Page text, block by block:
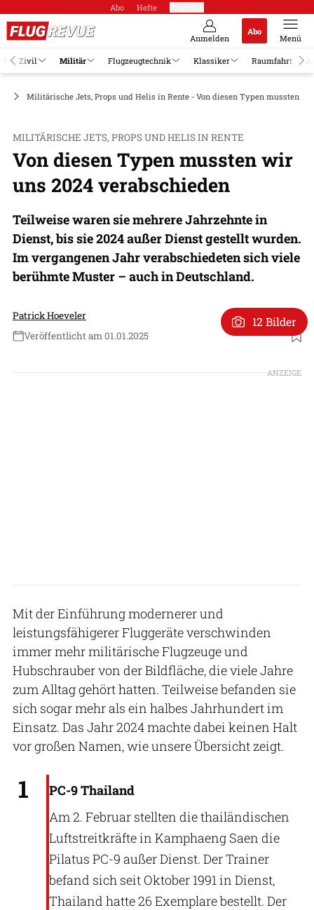
Abo Hefte
Anmelden
Abo
Menü
Zivil Militär Flugzeugtechnik Klassiker Raumfahrt
Militärische Jets, Props und Helis in Rente - Von diesen Typen mussten
MILITÄRISCHE JETS, PROPS UND HELIS IN RENTE
Von diesen Typen mussten wir
uns 2024 verabschieden
Teilweise waren sie mehrere Jahrzehnte in
Dienst, bis sie 2024 außer Dienst gestellt wurden.
Im vergangenen Jahr verabschiedeten sich viele
berühmte Muster – auch in Deutschland.
Patrick Hoeveler
Veröffentlicht am 01.01.2025
Foto: Koninklije Luchtmacht
12 Bilder
ANZEIGE
Mit der Einführung modernerer und
leistungsfähigerer Fluggeräte verschwinden
immer mehr militärische Flugzeuge und
Hubschrauber von der Bildfläche, die viele Jahre
zum Alltag gehört hatten. Teilweise befanden sie
sich sogar mehr als ein halbes Jahrhundert im
Einsatz. Das Jahr 2024 machte dabei keinen Halt
vor großen Namen, wie unsere Übersicht zeigt.
1
PC-9 Thailand
Am 2. Februar stellten die thailändischen
Luftstreitkräfte in Kamphaeng Saen die
Pilatus PC-9 außer Dienst. Der Trainer
befand sich seit Oktober 1991 in Dienst,
Thailand hatte 26 Exemplare bestellt. Der